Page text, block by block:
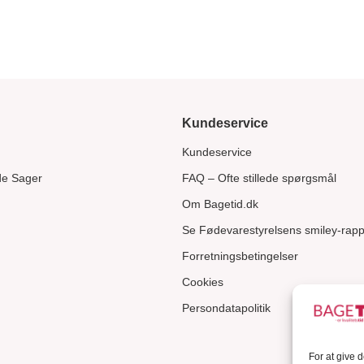
For at give
Sager
Kundeservice
Kundeservice
FAQ – Ofte stillede spørgsmål
Om Bagetid.dk
Se Fødevarestyrelsens smiley-
Forretningsbetingelser
Cookies
Persondatapolitik